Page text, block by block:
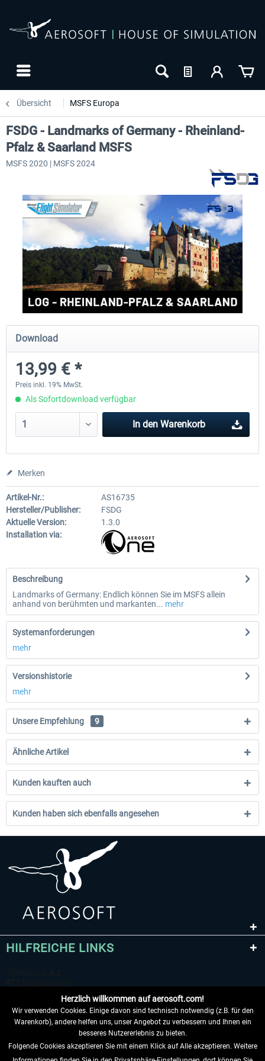
Übersicht MSFS Europa
Aerosoft Mega Airport Brüssel Aerosoft Airport Köln/
FSDG - Landmarks of Germany - Rheinland-
Pfalz & Saarland MSFS
MSFS 2020 | MSFS 2024
Download
13,99 € *
Preis inkl. 19% MwSt.
Als Sofortdownload verfügbar
In den Warenkorb
Merken
Artikel-Nr.:
AS16735
Hersteller/Publisher:
FSDG
Aktuelle Version:
1.3.0
Installation via:
Beschreibung
Landmarks of Germany: Endlich können Sie im MSFS allein
anhand von berühmten und markanten... mehr
Systemanforderungen
mehr
Versionshistorie
mehr
Unsere Empfehlung 9
Ähnliche Artikel
Kunden kauften auch
Kunden haben sich ebenfalls angesehen
HILFREICHE LINKS
VERTRAG WIDERRUFEN
Herzlich willkommen auf aerosoft.com!
Wir verwenden Cookies. Einige davon sind technisch notwendig (z.B. für den
Warenkorb), andere helfen uns, unser Angebot zu verbessern und Ihnen ein
besseres Nutzererlebnis zu bieten.
Folgende Cookies akzeptieren Sie mit einem Klick auf Alle akzeptieren. Weitere